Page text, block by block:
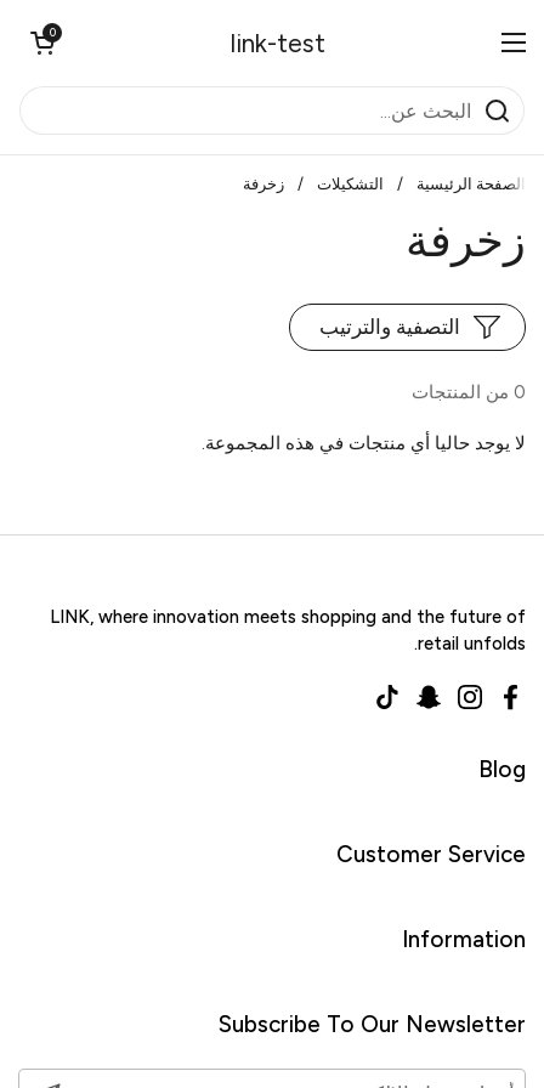
link-test فتح القائمة
فتح العربة
0
الصفحة الرئيسية / التشكيلات / زخرفة
زخرفة
0 من المنتجات
التصفية والترتيب
لا يوجد حاليا أي منتجات في هذه المجموعة.
LINK, where innovation meets shopping and the future of
retail unfolds.
Facebook
Instagram
Snapchat
TikTok
Blog
Customer Service
Information
Subscribe To Our Newsletter